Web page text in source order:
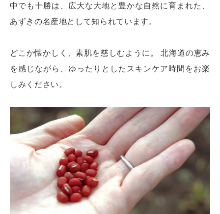
中でも十勝は、広大な大地と豊かな自然に育まれた、
あずきの名産地として知られています。
どこか懐かしく、素肌を慈しむように。 北海道の恵み
を感じながら、ゆったりとしたスキンケア時間をお楽
しみください。